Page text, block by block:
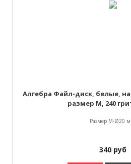
Алгебра Файл-диск, белые, на
размер M, 240
Размер М-Ø20
340 руб